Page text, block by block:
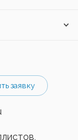
заявку